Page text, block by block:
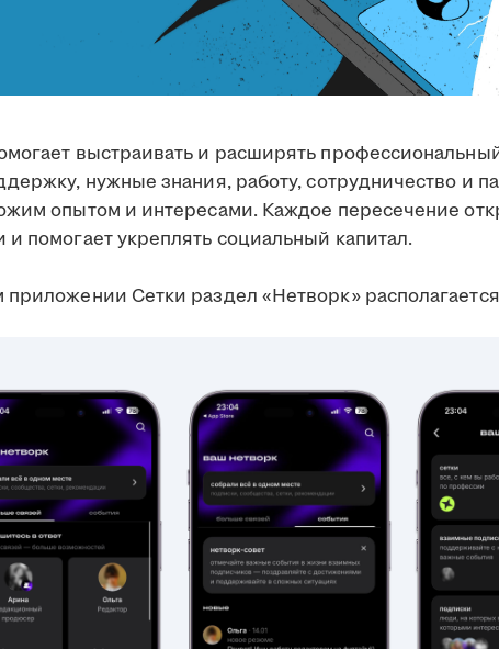
выстраивать и расширять
нужные знания, работу, сотрудничество и
опытом и интересами. Каждое пересечение
и помогает укреплять социальный капитал.
Сетки раздел «Нетворк»